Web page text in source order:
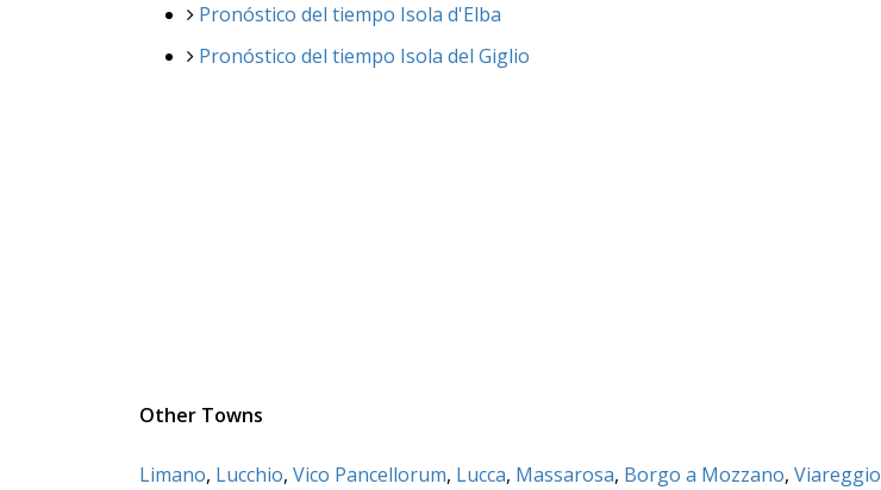
Pronóstico del tiempo Isola d'Elba
Pronóstico del tiempo Isola del Giglio
Other Towns
Limano, Lucchio, Vico Pancellorum, Lucca, Massarosa, Borgo a Mozzano, Viareggio